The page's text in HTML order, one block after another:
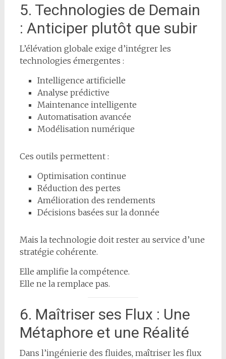
5. Technologies de Demain
: Anticiper plutôt que subir
L’élévation globale exige d’intégrer les
technologies émergentes :
Intelligence artificielle
Analyse prédictive
Maintenance intelligente
Automatisation avancée
Modélisation numérique
Ces outils permettent :
Optimisation continue
Réduction des pertes
Amélioration des rendements
Décisions basées sur la donnée
Mais la technologie doit rester au service d’une
stratégie cohérente.
Elle amplifie la compétence.
Elle ne la remplace pas.
6. Maîtriser ses Flux : Une
Métaphore et une Réalité
Dans l’ingénierie des fluides, maîtriser les flux